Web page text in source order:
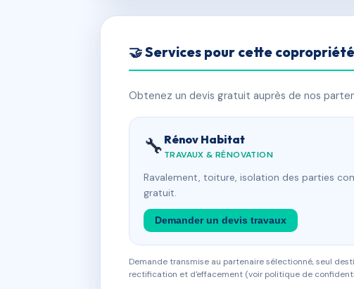
🤝 Services pour cette copropriété
Obtenez un devis gratuit auprès de nos
🔧 Rénov Habitat
TRAVAUX & RÉNOVATION
Ravalement, toiture, isolation des parties
gratuit.
Demander un devis travaux
Demande transmise au partenaire sélectionné, seul
rectification et d'effacement (voir politique de